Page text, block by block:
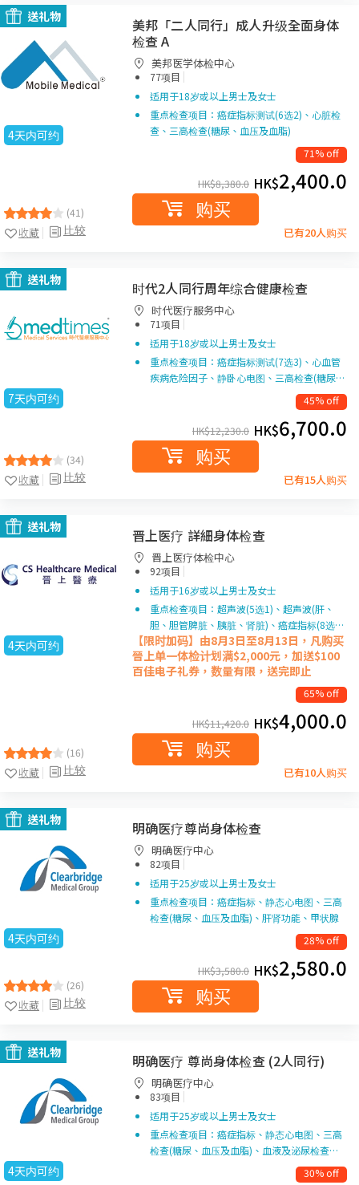
送礼物
4天内可约
(41)
比较
收藏
美邦「二人同行」成人升级全面身体
检查 A
美邦医学体检中心
77项目 |
适用于18岁或以上男士及女士
重点检查项目：癌症指标测试(6选2)、心脏检
查、三高检查(糖尿、血压及血脂)
71% off
HK$8,380.0 HK$2,400.0
购买
已有20人购买
送礼物
7天内可约
(34)
比较
收藏
时代2人同行周年综合健康检查
时代医疗服务中心
71项目 |
适用于18岁或以上男士及女士
重点检查项目：癌症指标测试(7选3)、心血管
疾病危险因子、静卧心电图、三高检查(糖尿…
45% off
HK$12,230.0 HK$6,700.0
购买
已有15人购买
送礼物
4天内可约
(16)
比较
收藏
晋上医疗 詳細身体检查
晋上医疗体检中心
92项目 |
适用于16岁或以上男士及女士
重点检查项目：超声波(5选1)、超声波(肝、
胆、胆管脾脏、胰脏、肾脏)、癌症指标(8选…
【限时加码】由8月3日至8月13日，凡购买
晉上单一体检计划满$2,000元，加送$100
百佳电子礼券，数量有限，送完即止
65% off
HK$11,420.0 HK$4,000.0
购买
已有10人购买
送礼物
4天内可约
(26)
比较
收藏
明确医疗尊尚身体检查
明确医疗中心
82项目 |
适用于25岁或以上男士及女士
重点检查项目：癌症指标、静态心电图、三高
检查(糖尿、血压及血脂)、肝肾功能、甲状腺
28% off
HK$3,580.0 HK$2,580.0
购买
送礼物
4天内可约
明确医疗 尊尚身体检查 (2人同行)
明确医疗中心
83项目 |
适用于25岁或以上男士及女士
重点检查项目：癌症指标、静态心电图、三高
检查(糖尿、血压及血脂)、血液及泌尿检查…
30% off